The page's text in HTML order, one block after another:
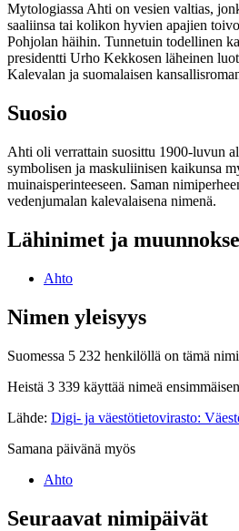
Mytologiassa Ahti on vesien valtias,
saaliinsa tai kolikon hyvien apajien
Pohjolan häihin. Tunnetuin todellinen
presidentti Urho Kekkosen läheinen
Kalevalan ja suomalaisen
Suosio
Ahti oli verrattain suosittu 1900-luvun
symbolisen ja maskuliinisen kaikunsa
muinaisperinteeseen. Saman
vedenjumalan kalevalaisena nimenä.
Lähinimet ja
Ahto
Nimen yleisyys
Suomessa 5 232 henkilöllä on tämä
Heistä 3 339 käyttää nimeä
Lähde: Digi- ja väestötietovirasto:
Samana päivänä myös
Ahto
Seuraavat nimipäivät